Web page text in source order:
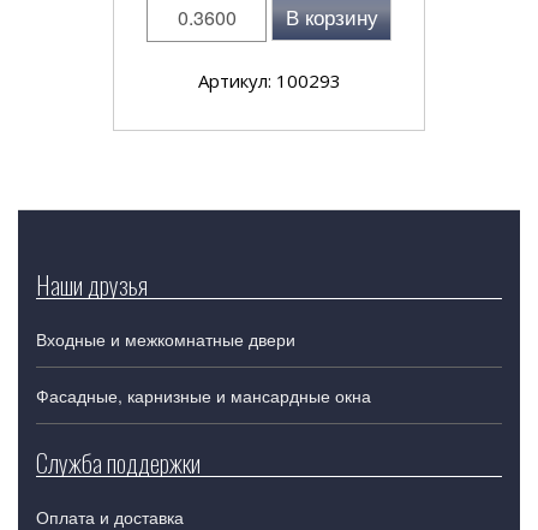
В корзину
Артикул: 100293
Наши друзья
Входные и межкомнатные двери
Фасадные, карнизные и мансардные окна
Служба поддержки
Оплата и доставка